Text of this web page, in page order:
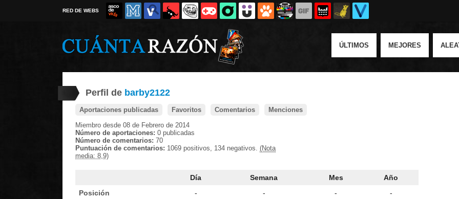
RED DE WEBS
ÚLTIMOS MEJORES
Perfil de barby2122
Aportaciones publicadas Favoritos Comentarios
Menciones
Miembro desde 08 de Febrero de 2014
Número de aportaciones: 0 publicadas
Número de comentarios: 70
Puntuación de comentarios: 1069 positivos, 134 negativos. (Nota
media: 8,9)
Día Semana Mes
Año
Posición
- - -
-